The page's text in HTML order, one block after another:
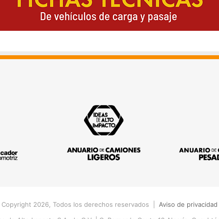
2026, Todos los derechos reservados | Aviso de privacidad